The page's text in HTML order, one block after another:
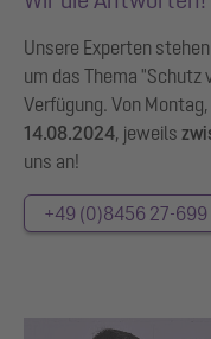
Unsere Experten
um das Thema "Schutz
Verfügung. Von Montag,
14.08.2024, jeweils
uns an!
+49 (0)8456 27-699